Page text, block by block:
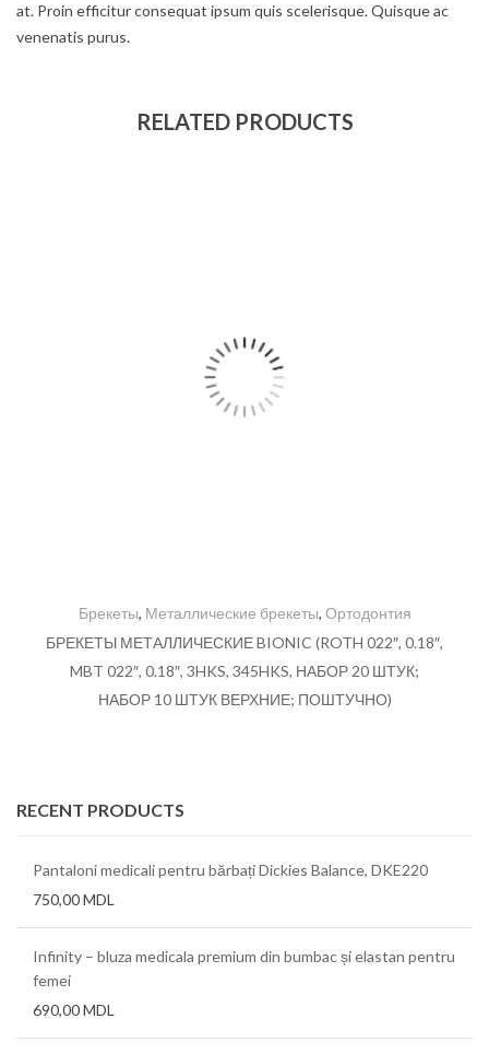
at. Proin efficitur consequat ipsum quis scelerisque. Quisque ac
venenatis purus.
RELATED PRODUCTS
Брекеты, Металлические брекеты, Ортодонтия
БРЕКЕТЫ МЕТАЛЛИЧЕСКИЕ BIONIC (ROTH 022″, 0.18″,
MBT 022″, 0.18″, 3HKS, 345HKS, НАБОР 20 ШТУК;
НАБОР 10 ШТУК ВЕРХНИЕ; ПОШТУЧНО)
RECENT PRODUCTS
Pantaloni medicali pentru bărbați Dickies Balance, DKE220
750,00MDL
Infinity – bluza medicala premium din bumbac și elastan pentru
femei
690,00MDL